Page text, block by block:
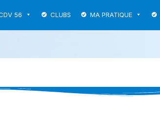
56 CLUBS MA PRATIQUE